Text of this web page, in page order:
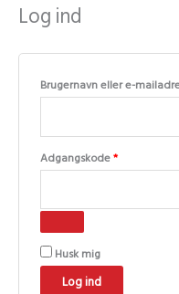
Log ind
Brugernavn eller e-
Adgangskode*Påkrævet
Husk mig
Log ind